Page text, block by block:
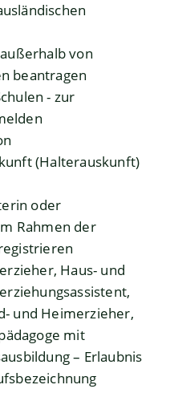
von
beantragen
- zur
(Halterauskunft)
oder
Rahmen der
Haus- und
und Heimerzieher,
mit
– Erlaubnis